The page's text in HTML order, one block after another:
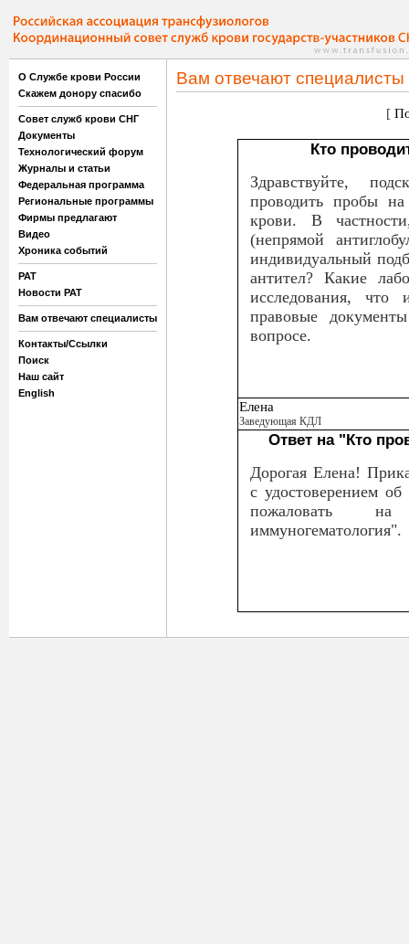
О Службе крови России
Скажем донору спасибо
Совет служб крови СНГ
Документы
Технологический форум
Журналы и статьи
Федеральная программа
Региональные программы
Фирмы предлагают
Видео
Хроника событий
РАТ
Новости РАТ
Вам отвечают специалисты
Контакты/Ссылки
Поиск
Наш сайт
English
Вам отвечают специалисты
[
Кто
Здравствуйте,
проводить пробы на
крови. В
(непрямой
индивидуальный
антител? Какие
исследования,
правовые
вопросе.
Елена
Заведующая КДЛ
Ответ на "Кто
Дорогая Елена!
с удостоверением
пожаловать
иммуногематология".